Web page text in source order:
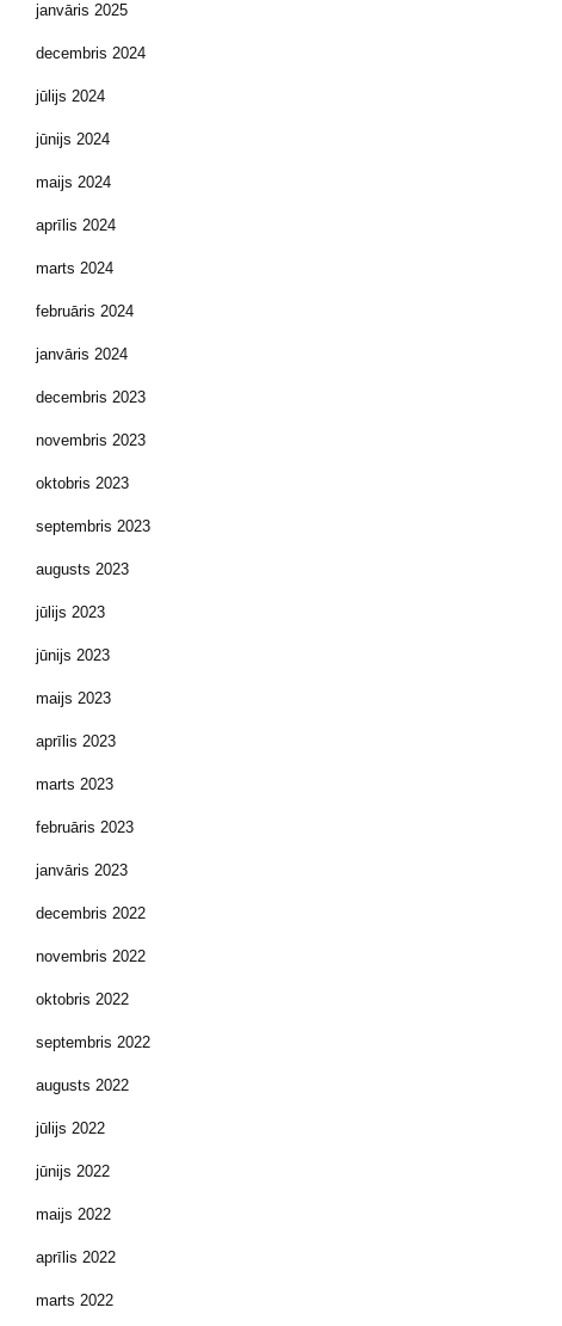
janvāris 2025
decembris 2024
jūlijs 2024
jūnijs 2024
maijs 2024
aprīlis 2024
marts 2024
februāris 2024
janvāris 2024
decembris 2023
novembris 2023
oktobris 2023
septembris 2023
augusts 2023
jūlijs 2023
jūnijs 2023
maijs 2023
aprīlis 2023
marts 2023
februāris 2023
janvāris 2023
decembris 2022
novembris 2022
oktobris 2022
septembris 2022
augusts 2022
jūlijs 2022
jūnijs 2022
maijs 2022
aprīlis 2022
marts 2022